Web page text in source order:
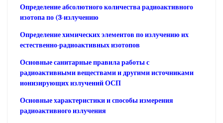
Определение абсолютного количества радиоактивного
изотопа по (3-излучению
Определение химических элементов по излучению их
естественно-радиоактивных изотопов
Основные санитарные правила работы с
радиоактивными веществами и другими источниками
ионизирующих излучений ОСП
Основные характеристики и способы измерения
радиоактивного излучения